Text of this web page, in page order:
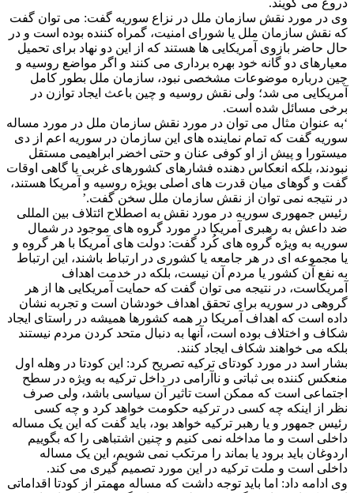
وی در مورد نقش سازمان ملل در نزاع سوریه گفت: می توان گفت
که نقش سازمان ملل یا شورای امنیت، گمراه کننده بوده است و در
حال حاضر بازوی آمریکایی ها هستند که از این دو نهاد برای تحمیل
معیارهای دو گانه خود بهره برداری می کنند و اگر مواضع روسیه و
چین درباره موضوعات مشخصی نبود، سازمان ملل بطور کامل
آمریکایی می شد؛ ولی نقش روسیه و چین باعث ایجاد توازن در
برخی مسائل شده است.
‘به عنوان مثال می توان در مورد نقش سازمان ملل در مورد مساله
سوریه گفت که تمام نماینده های این سازمان در سوریه اعم از دی
میستورا و پیش از او کوفی عنان و حتی اخضر ابراهیمی مستقل
نبودند، بلکه انعکاس دهنده فشارهای کشورهای غربی یا گاهی اوقات
گفت و گوهای میان قدرت های اصلی بویژه روسیه و آمریکا هستند،
در نتیجه نمی توان از نقش سازمان ملل سخن گفت.’
رئیس جمهوری سوریه در مورد نقش به اصطلاح ائتلاف بین المللی
ضد داعش به رهبری آمریکا در مورد گروه های موجود در شمال
سوریه به ویژه گروه های کُرد گفت: دولت های آمریکا با هر گروه و
یا مجموعه ای در هر جامعه یا کشوری در ارتباط باشند، این ارتباط
به نفع آن کشور یا مردم آن نیست، بلکه در خدمت اهداف
آمریکاست، در نتیجه می توان گفت که حمایت آمریکایی ها از هر
گروهی در سوریه برای تحقق اهداف خودشان است و تجربه نشان
داده است که اهداف آمریکا در همه کشورها همیشه در راستای ایجاد
شکاف و اختلاف بوده است، آنها به دنبال متحد کردن مردم نیستند
بلکه می خواهند شکاف ایجاد کنند.
بشار اسد در مورد کودتای ترکیه تصریح کرد: این کودتا در وهله اول
منعکس کننده بی ثباتی و ناآرامی در داخل ترکیه به ویژه در سطح
اجتماعی است که ممکن است تاثیر آن سیاسی باشد، ولی صرف
نظر از اینکه چه کسی در ترکیه حکومت خواهد کرد و چه کسی
رئیس جمهور و یا رهبر ترکیه خواهد بود، باید گفت که این یک مساله
داخلی است و ما مداخله نمی کنیم و چنین اشتباهی را که بگوییم
اردوغان باید برود یا بماند را مرتکب نمی شویم، این یک مساله
داخلی است و ملت ترکیه در این مورد تصمیم گیری می کند.
وی ادامه داد: اما باید توجه داشت که مساله مهمتر از کودتا اقداماتی